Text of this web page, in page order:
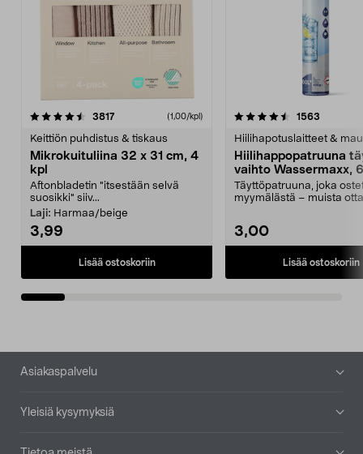
3817arvostelut (1,00/kpl)
Keittiön puhdistus & tiskaus
Mikrokuituliina 32 x 31 cm, 4
kpl
Aftonbladetin "itsestään selvä
suosikki" siiv...
Laji: Harmaa/beige
3,99
Lisää ostoskoriin
4.5viidestä
1563
Hiilihapotuslaitteet &
Hiilihappopatruuna
vaihto Wassermaxx,
Täyttöpatruuna, joka
myymälästä – muista
3,00
Lisää ostoskoriin
4.5viidestä
Alatunniste
Asiakaspalvelu
Yleisiä kysymyksiä